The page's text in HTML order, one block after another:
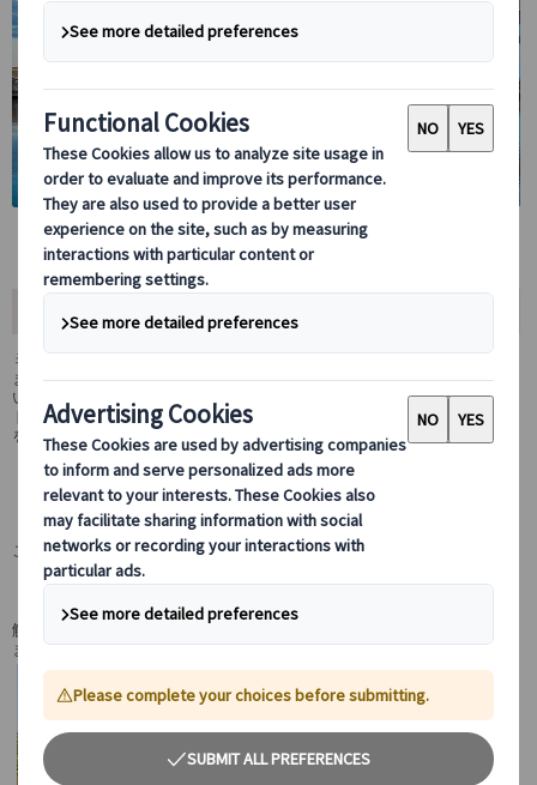
おすすめポイント
ミュンヘンから列車を利用して世界遺産の街レーゲンスブルクを訪れ
ます。世界遺産となった旧市街をもつレーゲンスブルクはドナウ川沿
いに広がり、中世の街並みが今も残る美しい歴史都市です。大聖堂や
ドイツ最古の石橋、旧市庁舎などを巡りながら、時を超えた街の魅力
をゆっくりとお楽しみ下さい。
日本語の観光ガイドをチャーターしてレーゲ
ンスブルクを巡るツアーです。
ご自身のご希望やペースにあわせて観光プランを組めます。
ご宿泊ホテルからの出発なのでとても便利！
解散はミュンヘン中央駅または市内ご宿泊ホテルからお選びいただけ
ます。